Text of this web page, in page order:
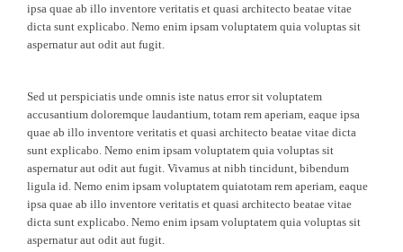
ipsa quae ab illo inventore veritatis et quasi architecto beatae vitae
dicta sunt explicabo. Nemo enim ipsam voluptatem quia voluptas sit
aspernatur aut odit aut fugit.
Sed ut perspiciatis unde omnis iste natus error sit voluptatem
accusantium doloremque laudantium, totam rem aperiam, eaque ipsa
quae ab illo inventore veritatis et quasi architecto beatae vitae dicta
sunt explicabo. Nemo enim ipsam voluptatem quia voluptas sit
aspernatur aut odit aut fugit. Vivamus at nibh tincidunt, bibendum
ligula id. Nemo enim ipsam voluptatem quiatotam rem aperiam, eaque
ipsa quae ab illo inventore veritatis et quasi architecto beatae vitae
dicta sunt explicabo. Nemo enim ipsam voluptatem quia voluptas sit
aspernatur aut odit aut fugit.